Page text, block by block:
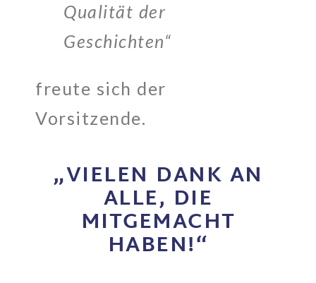
Qualität der
Geschichten“
freute sich der
Vorsitzende.
„VIELEN DANK AN
ALLE, DIE
MITGEMACHT
HABEN!“